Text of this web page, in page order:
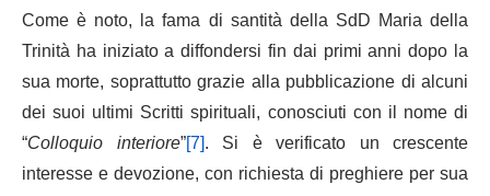
Come è noto, la fama di santità della SdD Maria della
Trinità ha iniziato a diffondersi fin dai primi anni dopo la
sua morte, soprattutto grazie alla pubblicazione di alcuni
dei suoi ultimi Scritti spirituali, conosciuti con il nome di
“Colloquio interiore”[7]. Si è verificato un crescente
interesse e devozione, con richiesta di preghiere per sua